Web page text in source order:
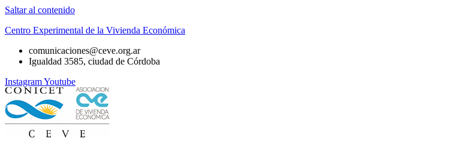
Saltar al contenido
Centro Experimental de la Vivienda Económica
comunicaciones@ceve.org.ar
Igualdad 3585, ciudad de Córdoba
InstagramYoutube